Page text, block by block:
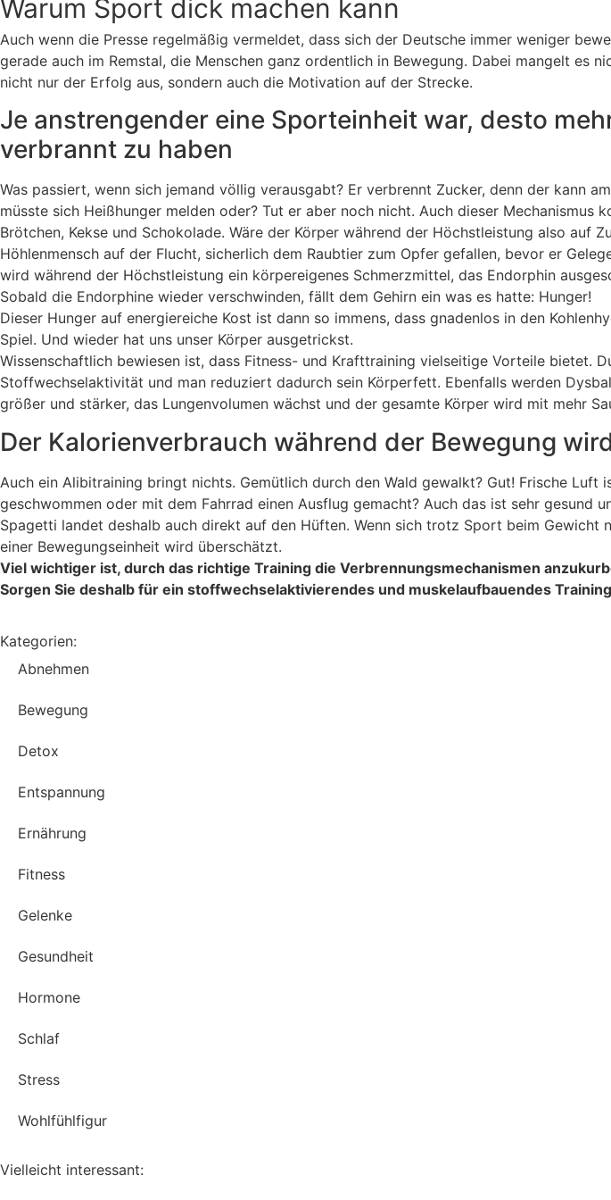
Warum Sport dick machen kann
Auch wenn die Presse regelmäßig vermeldet, dass sich der Deutsche immer weniger
gerade auch im Remstal, die Menschen ganz ordentlich in Bewegung. Dabei mangelt es
nicht nur der Erfolg aus, sondern auch die Motivation auf der Strecke.
Je anstrengender eine Sporteinheit war, desto
verbrannt zu haben
Was passiert, wenn sich jemand völlig verausgabt? Er verbrennt Zucker, denn der kann
müsste sich Heißhunger melden oder? Tut er aber noch nicht. Auch dieser
Brötchen, Kekse und Schokolade. Wäre der Körper während der Höchstleistung also auf
Höhlenmensch auf der Flucht, sicherlich dem Raubtier zum Opfer gefallen, bevor er
wird während der Höchstleistung ein körpereigenes Schmerzmittel, das Endorphin
Sobald die Endorphine wieder verschwinden, fällt dem Gehirn ein was es hatte: Hunger!
Dieser Hunger auf energiereiche Kost ist dann so immens, dass gnadenlos in den
Spiel. Und wieder hat uns unser Körper ausgetrickst.
Wissenschaftlich bewiesen ist, dass Fitness- und Krafttraining vielseitige Vorteile bietet.
Stoffwechselaktivität und man reduziert dadurch sein Körperfett. Ebenfalls werden
größer und stärker, das Lungenvolumen wächst und der gesamte Körper wird mit mehr
Der Kalorienverbrauch während der Bewegung
Auch ein Alibitraining bringt nichts. Gemütlich durch den Wald gewalkt? Gut! Frische
geschwommen oder mit dem Fahrrad einen Ausflug gemacht? Auch das ist sehr gesund
Spagetti landet deshalb auch direkt auf den Hüften. Wenn sich trotz Sport beim
einer Bewegungseinheit wird überschätzt.
Viel wichtiger ist, durch das richtige Training die Verbrennungsmechanismen
Sorgen Sie deshalb für ein stoffwechselaktivierendes und muskelaufbauendes
Kategorien:
Abnehmen
Bewegung
Detox
Entspannung
Ernährung
Fitness
Gelenke
Gesundheit
Hormone
Schlaf
Stress
Wohlfühlfigur
Vielleicht interessant: